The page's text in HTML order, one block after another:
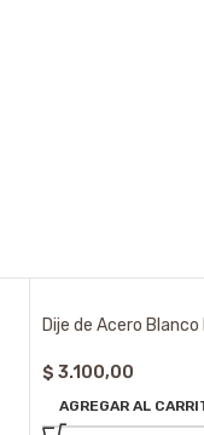
Dije de Acero
$ 3.100,00
AGREGAR AL